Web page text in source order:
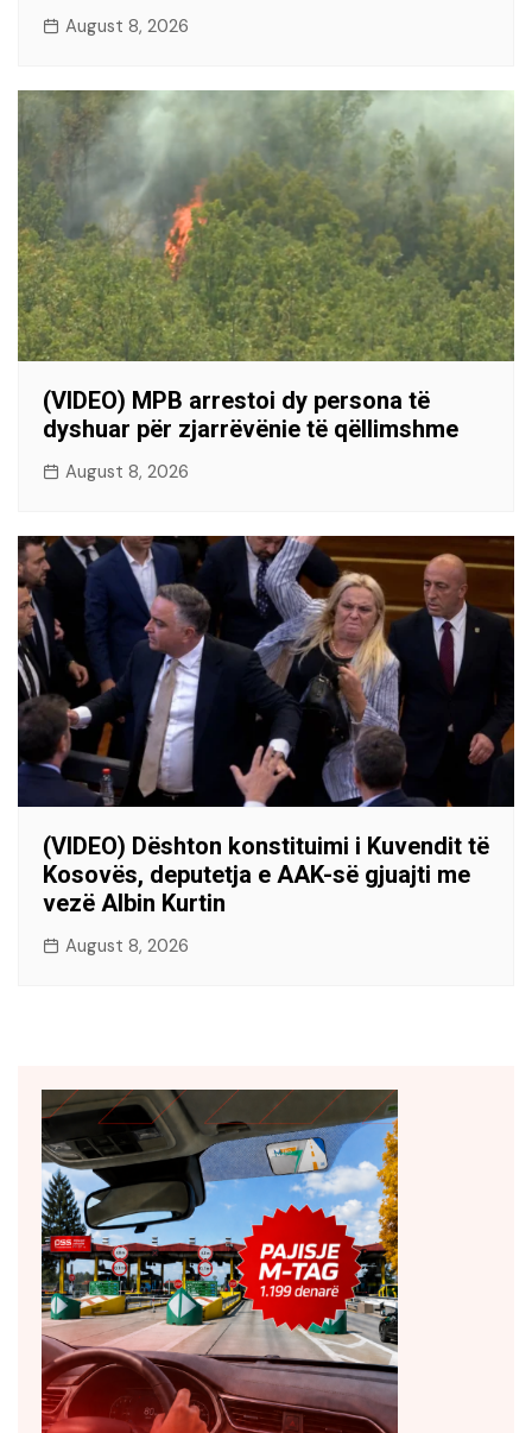
August 8, 2026
(VIDEO) MPB arrestoi dy persona të
dyshuar për zjarrëvënie të qëllimshme
August 8, 2026
(VIDEO) Dështon konstituimi i Kuvendit të
Kosovës, deputetja e AAK-së gjuajti me
vezë Albin Kurtin
August 8, 2026